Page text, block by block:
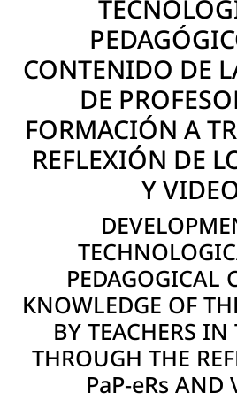
CONTENIDO DE
DE
FORMACIÓN A
REFLEXIÓN DE
Y
PEDAGOGICAL
KNOWLEDGE OF
BY TEACHERS
THROUGH THE
PaP-eRs AND